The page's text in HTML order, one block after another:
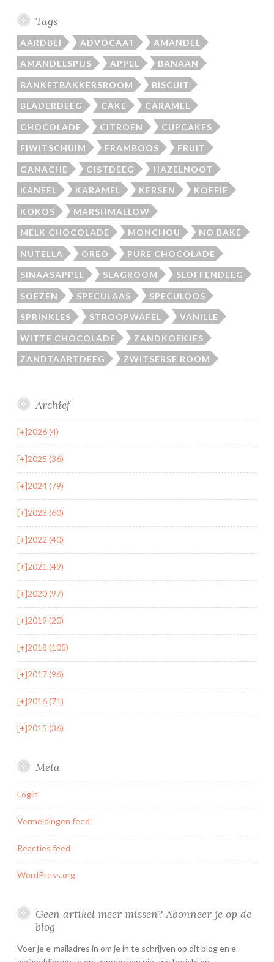
Tags
AARDBEI ADVOCAAT AMANDEL
AMANDELSPIJS APPEL BANAAN
BANKETBAKKERSROOM BISCUIT
BLADERDEEG CAKE CARAMEL
CHOCOLADE CITROEN CUPCAKES
EIWITSCHUIM FRAMBOOS FRUIT
GANACHE GISTDEEG HAZELNOOT
KANEEL KARAMEL KERSEN KOFFIE
KOKOS MARSHMALLOW
MELK CHOCOLADE MONCHOU NO BAKE
NUTELLA OREO PURE CHOCOLADE
SINAASAPPEL SLAGROOM SLOFFENDEEG
SOEZEN SPECULAAS SPECULOOS
SPRINKLES STROOPWAFEL VANILLE
WITTE CHOCOLADE ZANDKOEKJES
ZANDTAARTDEEG ZWITSERSE ROOM
Archief
[+]2026 (4)
[+]2025 (36)
[+]2024 (79)
[+]2023 (60)
[+]2022 (40)
[+]2021 (49)
[+]2020 (97)
[+]2019 (20)
[+]2018 (105)
[+]2017 (96)
[+]2016 (71)
[+]2015 (36)
Meta
Login
Vermeldingen feed
Reacties feed
WordPress.org
Geen artikel meer missen? Abonneer je op de
blog
Voer je e-mailadres in om je in te schrijven op dit blog en e-